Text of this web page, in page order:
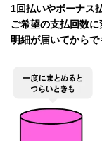
1回払いやボーナス
ご希望の支払回数に
明細が届いてからで